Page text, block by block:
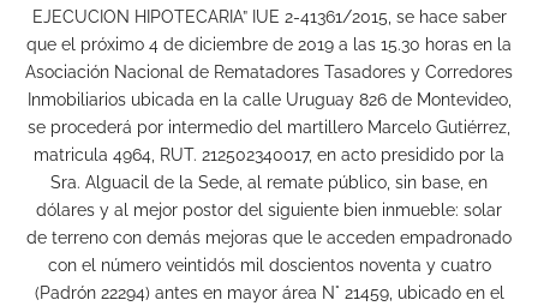
EJECUCION HIPOTECARIA” IUE 2-41361/2015, se hace saber
que el próximo 4 de diciembre de 2019 a las 15.30 horas en la
Asociación Nacional de Rematadores Tasadores y Corredores
Inmobiliarios ubicada en la calle Uruguay 826 de Montevideo,
se procederá por intermedio del martillero Marcelo Gutiérrez,
matricula 4964, RUT. 212502340017, en acto presidido por la
Sra. Alguacil de la Sede, al remate público, sin base, en
dólares y al mejor postor del siguiente bien inmueble: solar
de terreno con demás mejoras que le acceden empadronado
con el número veintidós mil doscientos noventa y cuatro
(Padrón 22294) antes en mayor área N° 21459, ubicado en el